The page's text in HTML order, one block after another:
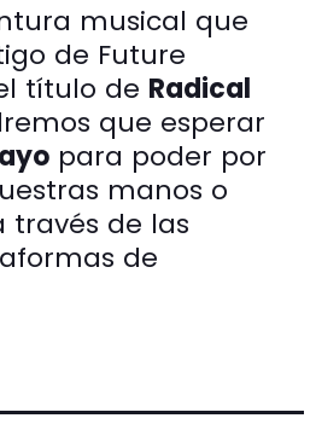
musical que
de Future
título de Radical
que esperar
para poder por
manos o
través de las
de